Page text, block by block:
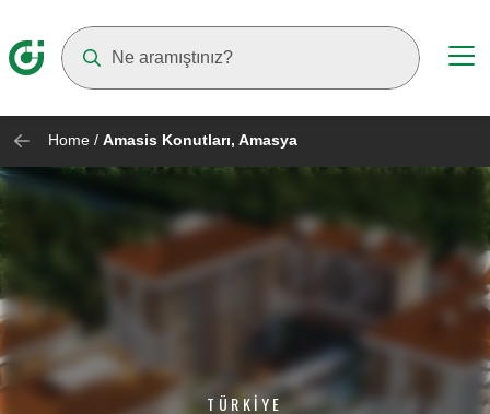
Home / Amasis Konutları, Amasya
TÜRKIYE